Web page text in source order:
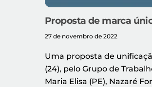
Proposta de marca
27 de novembro de 2022
Uma proposta de
(24), pelo Grupo de
Maria Elisa (PE), Nazaré